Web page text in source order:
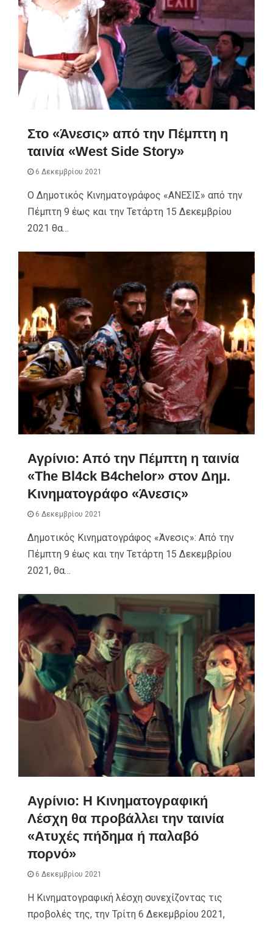
Στο «Άνεσις» από την Πέμπτη η
ταινία «West Side Story»
6 Δεκεμβρίου 2021
Ο Δημοτικός Κινηματογράφος «ΑΝΕΣΙΣ» από την
Πέμπτη 9 έως και την Τετάρτη 15 Δεκεμβρίου
2021 θα…
Αγρίνιο: Από την Πέμπτη η ταινία
«The Bl4ck B4chelor» στον Δημ.
Κινηματογράφο «Άνεσις»
6 Δεκεμβρίου 2021
Δημοτικός Κινηματογράφος «Άνεσις»: Από την
Πέμπτη 9 έως και την Τετάρτη 15 Δεκεμβρίου
2021, θα…
Αγρίνιο: Η Κινηματογραφική
Λέσχη θα προβάλλει την ταινία
«Ατυχές πήδημα ή παλαβό
πορνό»
6 Δεκεμβρίου 2021
Η Κινηματογραφική λέσχη συνεχίζοντας τις
προβολές της, την Τρίτη 6 Δεκεμβρίου 2021,